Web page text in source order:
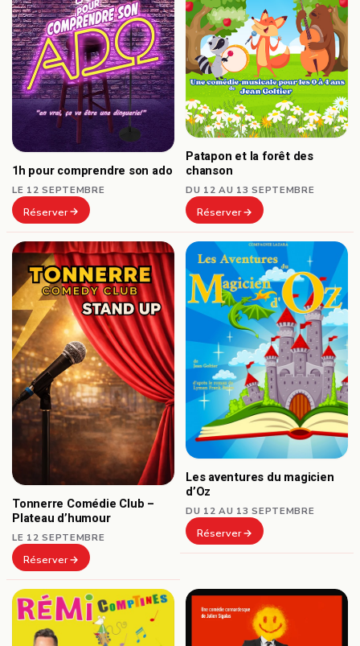
1h pour comprendre son ado
LE 12 SEPTEMBRE
Réserver
Patapon et la forêt des
chanson
DU 12 AU 13 SEPTEMBRE
Réserver
Tonnerre Comédie Club –
Plateau d’humour
LE 12 SEPTEMBRE
Réserver
Les aventures du magicien
d’Oz
DU 12 AU 13 SEPTEMBRE
Réserver